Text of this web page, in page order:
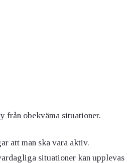
från obekväma situationer.
att man ska vara aktiv.
situationer kan upplevas